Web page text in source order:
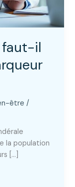
faut-il
être /
la population
[…]